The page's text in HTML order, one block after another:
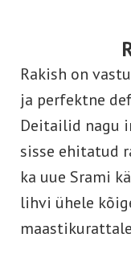
Rakish on
ja perfektne
Deitailid nagu
sisse ehitatud
ka uue Srami
lihvi ühele